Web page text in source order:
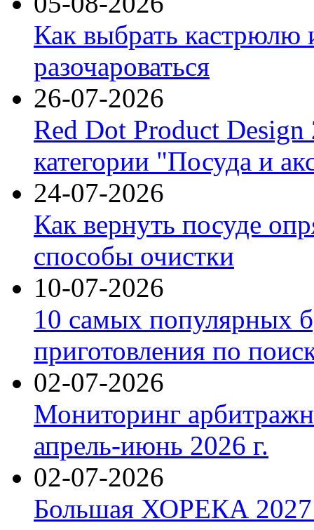
Как выбрать кастрюлю
разочароваться
26-07-2026
Red Dot Product Design
категории "Посуда и
24-07-2026
Как вернуть посуде
способы очистки
10-07-2026
10 самых популярных
приготовления по
02-07-2026
Мониторинг
апрель-июнь 2026 г.
02-07-2026
Большая ХОРЕКА 2027: